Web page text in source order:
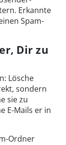
Erkannte
Spam-
Dir zu
Lösche
sondern
sie zu
E-Mails er in
Ordner